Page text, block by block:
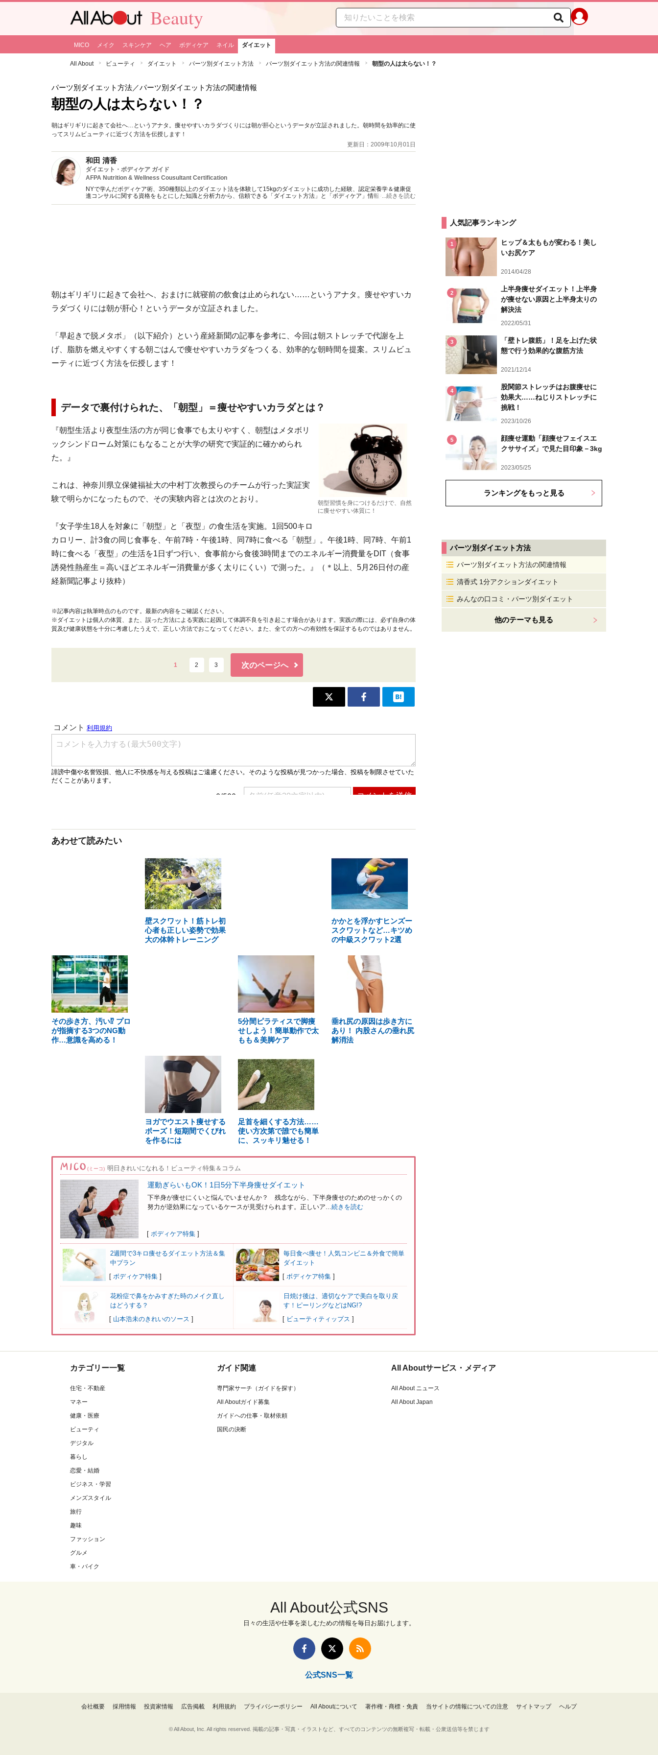
Beauty
MICO メイク スキンケア ヘア ボディケア ネイル ダイエット
All About ビューティ ダイエット パーツ別ダイエット方法 パーツ別ダイエット方法の関連情報 朝型の人は太らない！？
パーツ別ダイエット方法／パーツ別ダイエット方法の関連情報
朝型の人は太らない！？
朝はギリギリに起きて会社へ…というアナタ。痩せやすいカラダづくりには朝が肝心というデータが立証されました。朝時間を効率的に使
ってスリムビューティに近づく方法を伝授します！
更新日：2009年10月01日
和田 清香
ダイエット・ボディケア ガイド
AFPA Nutrition & Wellness Cousultant Certification
NYで学んだボディケア術、350種類以上のダイエット法を体験して15kgのダイエットに成功した経験、認定栄養学＆健康促
進コンサルに関する資格をもとにした知識と分析力から、信頼できる「ダイエット方法」と「ボディケア」情報を提供。
YouTube&インスタグラムでのダイエット動画も配信中（＊経歴にURL記載）。
...続きを読む
朝はギリギリに起きて会社へ、おまけに就寝前の飲食は止められない……というアナタ。痩せやすいカ
ラダづくりには朝が肝心！というデータが立証されました。
「早起きで脱メタボ」（以下紹介）という産経新聞の記事を参考に、今回は朝ストレッチで代謝を上
げ、脂肪を燃えやすくする朝ごはんで痩せやすいカラダをつくる、効率的な朝時間を提案。スリムビュ
ーティに近づく方法を伝授します！
データで裏付けられた、「朝型」＝痩せやすいカラダとは？
朝型習慣を身につけるだけで、自然
に痩せやすい体質に！
『朝型生活より夜型生活の方が同じ食事でも太りやすく、朝型はメタボリ
ックシンドローム対策にもなることが大学の研究で実証的に確かめられ
た。』
これは、神奈川県立保健福祉大の中村丁次教授らのチームが行った実証実
験で明らかになったもので、その実験内容とは次のとおり。
『女子学生18人を対象に「朝型」と「夜型」の食生活を実施。1回500キロ
カロリー、計3食の同じ食事を、午前7時・午後1時、同7時に食べる「朝型」。午後1時、同7時、午前1
時に食べる「夜型」の生活を1日ずつ行い、食事前から食後3時間までのエネルギー消費量をDIT（食事
誘発性熱産生＝高いほどエネルギー消費量が多く太りにくい）で測った。』（＊以上、5月26日付の産
経新聞記事より抜粋）
※記事内容は執筆時点のものです。最新の内容をご確認ください。
※ダイエットは個人の体質、また、誤った方法による実践に起因して体調不良を引き起こす場合があります。実践の際には、必ず自身の体
質及び健康状態を十分に考慮したうえで、正しい方法でおこなってください。また、全ての方への有効性を保証するものではありません。
1 2 3 次のページへ
あわせて読みたい
壁スクワット！筋トレ初
心者も正しい姿勢で効果
大の体幹トレーニング
かかとを浮かすヒンズー
スクワットなど…キツめ
の中級スクワット2選
その歩き方、汚い⁉ プロ
が指摘する3つのNG動
作…意識を高める！
5分間ピラティスで脚痩
せしよう！簡単動作で太
もも＆美脚ケア
垂れ尻の原因は歩き方に
あり！ 内股さんの垂れ尻
解消法
ヨガでウエスト痩せする
ポーズ！短期間でくびれ
を作るには
足首を細くする方法……
使い方次第で誰でも簡単
に、スッキリ魅せる！
(ミーコ) 明日きれいになれる！ビューティ特集＆コラム
運動ぎらいもOK！1日5分下半身痩せダイエット
下半身が痩せにくいと悩んでいませんか？ 残念ながら、下半身痩せのためのせっかくの
努力が逆効果になっているケースが見受けられます。正しいア...続きを読む
[ ボディケア特集 ]
2週間で3キロ痩せるダイエット方法＆集
中プラン
[ ボディケア特集 ]
毎日食べ痩せ！人気コンビニ＆外食で簡単
ダイエット
[ ボディケア特集 ]
花粉症で鼻をかみすぎた時のメイク直し
はどうする？
[ 山本浩未のきれいのソース ]
日焼け後は、適切なケアで美白を取り戻
す！ピーリングなどはNG!?
[ ビューティティップス ]
人気記事ランキング
1
ヒップ＆太ももが変わる！美し
いお尻ケア
2014/04/28
2
上半身痩せダイエット！上半身
が痩せない原因と上半身太りの
解決法
2022/05/31
3
「壁トレ腹筋」！足を上げた状
態で行う効果的な腹筋方法
2021/12/14
4
股関節ストレッチはお腹痩せに
効果大……ねじりストレッチに
挑戦！
2023/10/26
5
顔痩せ運動「顔痩せフェイスエ
クササイズ」で見た目印象－3kg
2023/05/25
ランキングをもっと見る
パーツ別ダイエット方法
パーツ別ダイエット方法の関連情報
清香式 1分アクションダイエット
みんなの口コミ・パーツ別ダイエット
他のテーマも見る
カテゴリー一覧
住宅・不動産
マネー
健康・医療
ビューティ
デジタル
暮らし
恋愛・結婚
ビジネス・学習
メンズスタイル
旅行
趣味
ファッション
グルメ
車・バイク
ガイド関連
専門家サーチ（ガイドを探す）
All Aboutガイド募集
ガイドへの仕事・取材依頼
国民の決断
All Aboutサービス・メディア
All About ニュース
All About Japan
All About公式SNS
日々の生活や仕事を楽しむための情報を毎日お届けします。
公式SNS一覧
会社概要 採用情報 投資家情報 広告掲載 利用規約 プライバシーポリシー All Aboutについて 著作権・商標・免責 当サイトの情報についての注意 サイトマップ ヘルプ
© All About, Inc. All rights reserved. 掲載の記事・写真・イラストなど、すべてのコンテンツの無断複写・転載・公衆送信等を禁じます